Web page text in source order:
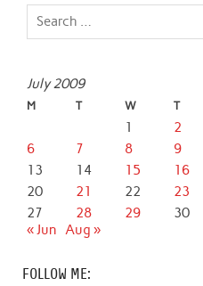
July 2009
M T W T
1 2
6
7 8 9
13
14 15 16
20
21 22 23
27
28 29 30
« Jun Aug »
FOLLOW ME: